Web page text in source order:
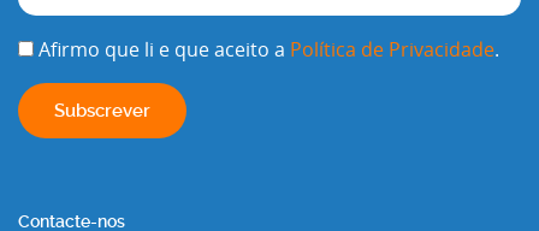
Afirmo que li e que aceito a Política de Privacidade.
Contacte-nos